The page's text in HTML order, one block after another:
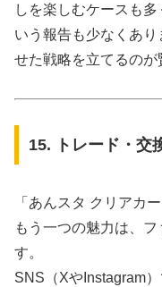
しを楽しむケースも
いう報告も少なくあ
せた戦略を立てるのが
15. トレード・交
「あんスタ クリアカ
もう一つの魅力は、フ
す。
SNS（XやInstagram